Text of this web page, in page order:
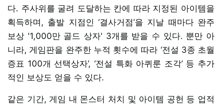
다. 주사위를 굴려 도달하는 칸에 따라 지정된 아이템을
획득하며, 출발 지점인 ‘결사거점’을 지날 때마다 완주
보상 '1,000만 골드 상자' 3개를 받을 수 있다. 뿐만 아
니라, 게임판을 완주한 누적 횟수에 따라 ‘전설 3종 초월
증표 100개 선택상자’, ‘전설 특화 아퀴룬 조각’ 등 추가
적인 보상도 얻을 수 있다.
같은 기간, 게임 내 몬스터 처치 및 아이템 공헌 등 업적